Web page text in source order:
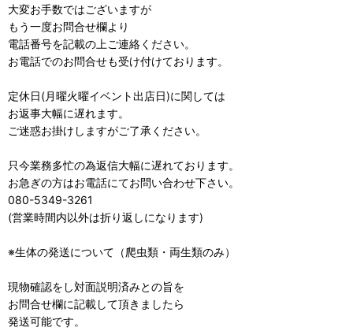
大変お手数ではございますが
もう一度お問合せ欄より
電話番号を記載の上ご連絡ください。
お電話でのお問合せも受け付けております。
定休日(月曜火曜イベント出店日)に関しては
お返事大幅に遅れます。
ご迷惑お掛けしますがご了承ください。
只今業務多忙の為返信大幅に遅れております。
お急ぎの方はお電話にてお問い合わせ下さい。
080-5349-3261
(営業時間内以外は折り返しになります)
※生体の発送について（爬虫類・両生類のみ）
現物確認をし対面説明済みとの旨を
お問合せ欄に記載して頂きましたら
発送可能です。